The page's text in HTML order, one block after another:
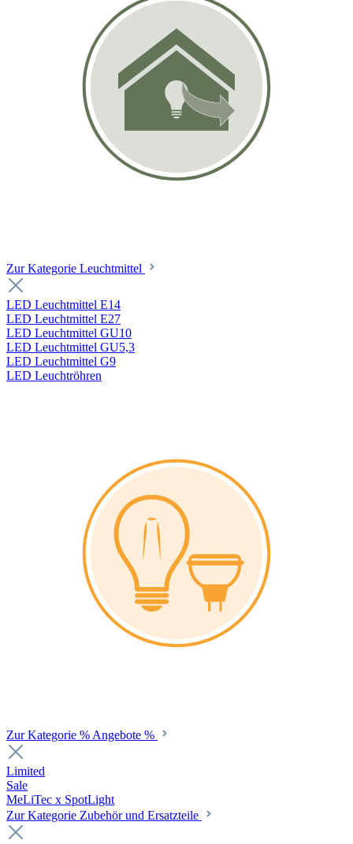
Zur Kategorie Leuchtmittel
LED Leuchtmittel E14
LED Leuchtmittel E27
LED Leuchtmittel GU10
LED Leuchtmittel GU5,3
LED Leuchtmittel G9
LED Leuchtröhren
Zur Kategorie % Angebote %
Limited
Sale
MeLiTec x SpotLight
Zur Kategorie Zubehör und Ersatzteile